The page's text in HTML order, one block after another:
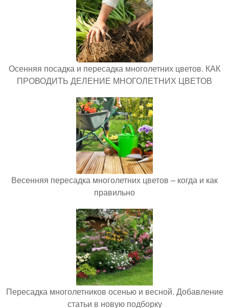
Осенняя посадка и пересадка многолетних цветов. КАК
ПРОВОДИТЬ ДЕЛЕНИЕ МНОГОЛЕТНИХ ЦВЕТОВ
Весенняя пересадка многолетних цветов – когда и как
правильно
Пересадка многолетников осенью и весной. Добавление
статьи в новую подборку